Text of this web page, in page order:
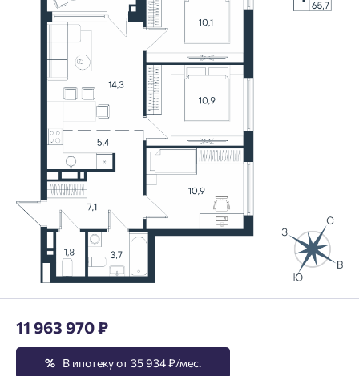
11 963 970 ₽
% В ипотеку от 35 934 ₽/мес.